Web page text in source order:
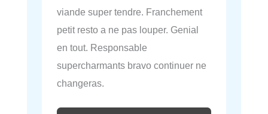
viande super tendre. Franchement
petit resto a ne pas louper. Genial
en tout. Responsable
supercharmants bravo continuer ne
changeras.